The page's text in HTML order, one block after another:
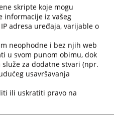
vijesti
skripte koje mogu
informacije iz vašeg
adresa uređaja, varijable o
neophodne i bez njih web
u svom punom obimu, dok
za dodatne stvari (npr.
usavršavanja
ili uskratiti pravo na